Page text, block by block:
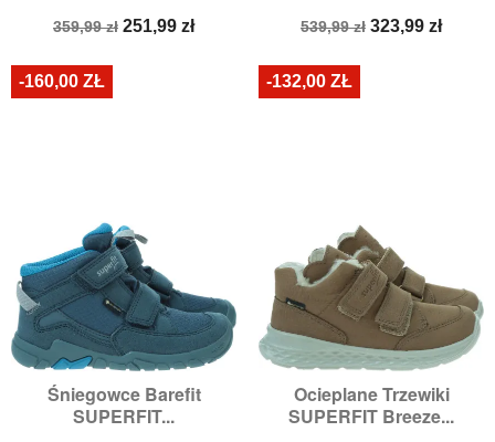
Cena
359,99 zł Cena
251,99 zł
Cena
539,99 zł Cena
323,99 zł
Śniegowce Barefit
SUPERFIT...
-160,00 ZŁ
Ocieplane Trzewiki
SUPERFIT Breeze...
-132,00 ZŁ